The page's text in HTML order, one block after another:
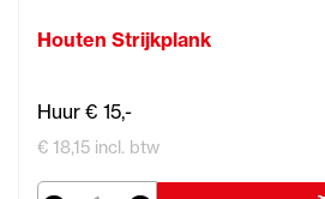
Houten Strijkplank
Huur € 15,-
€ 18,15 incl. btw